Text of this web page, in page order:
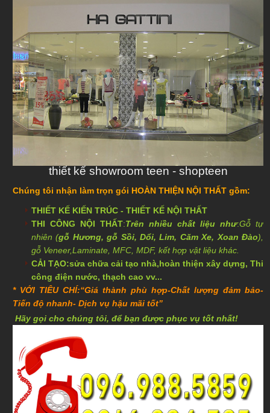
thiết kế showroom teen - shopteen
Chúng tôi nhận làm trọn gói HOÀN THIỆN NỘI THẤT gồm:
THIẾT KẾ KIẾN TRÚC - THIẾT KẾ NỘI THẤT
THI CÔNG NỘI THẤT:Trên nhiều chất liệu như:Gỗ tự
nhiên (gỗ Hương, gỗ Sồi, Dổi, Lim, Căm Xe, Xoan Đào),
gỗ Veneer,Laminate , MFC, MDF, kết hợp vật liệu khác.
CẢI TẠO:sửa chữa cải tạo nhà,hoàn thiện xây dựng, Thi
công điện nước, thạch cao vv...
* VỚI TIÊU CHÍ:“Giá thành phù hợp-Chất lượng đảm bảo-
Tiến độ nhanh- Dịch vụ hậu mãi tốt”
Hãy gọi cho chúng tôi, để bạn được phục vụ tốt nhất!